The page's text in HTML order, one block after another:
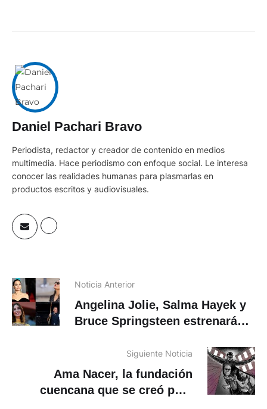
Daniel Pachari Bravo
Periodista, redactor y creador de contenido en medios
multimedia. Hace periodismo con enfoque social. Le interesa
conocer las realidades humanas para plasmarlas en
productos escritos y audiovisuales.
Noticia Anterior
Angelina Jolie, Salma Hayek y
Bruce Springsteen estrenarán
Siguiente Noticia
Ama Nacer, la fundación
cuencana que se creó para